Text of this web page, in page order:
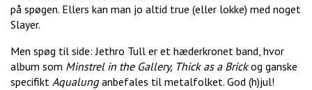
på spøgen. Ellers kan man jo altid true (eller lokke) med noget
Slayer.
Men spøg til side: Jethro Tull er et hæderkronet band, hvor
album som Minstrel in the Gallery, Thick as a Brickog ganske
specifikt Aqualunganbefales til metalfolket. God (h)jul!